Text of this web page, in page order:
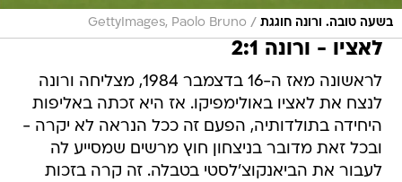
בשעה טובה. ורונה חוגגת /
GettyImages, Paolo Bruno
לאציו - ורונה 2:1
לראשונה מאז ה-16 בדצמבר 1984, מצליחה ורונה
לנצח את לאציו באולימפיקו. אז היא זכתה באליפות
היחידה בתולדותיה, הפעם זה ככל הנראה לא יקרה -
ובכל זאת מדובר בניצחון חוץ מרשים שמסייע לה
לעבור את הביאנקוצ'לסטי בטבלה. זה קרה בזכות